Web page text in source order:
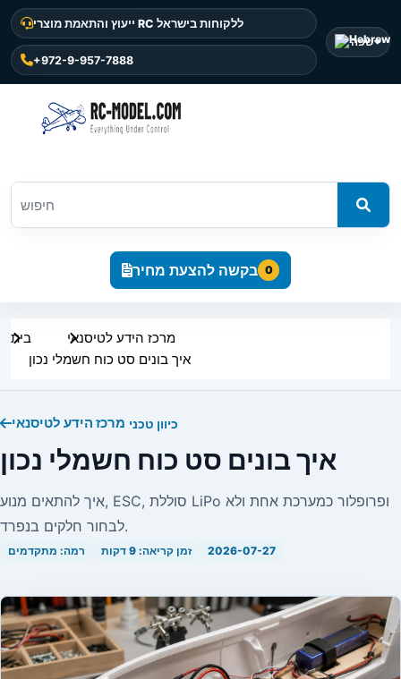
ייעוץ והתאמת מוצרי RC ללקוחות בישראל
+972-9-957-7888
שפה
בקשה להצעת מחיר 0
בית
מרכז הידע לטיסנאי
איך בונים סט כוח חשמלי נכון
מרכז הידע לטיסנאי כיוון טכני
איך בונים סט כוח חשמלי נכון
איך להתאים מנוע, ESC, סוללת LiPo ופרופלור כמערכת אחת ולא
לבחור חלקים בנפרד.
רמה: מתקדמים זמן קריאה: 9 דקות 2026-07-27